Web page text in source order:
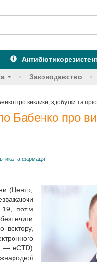
Законодавство
про виклики, здобутки та
Бабенко про
та фармація
(Центр,
потім
вектору,
— eCTD)